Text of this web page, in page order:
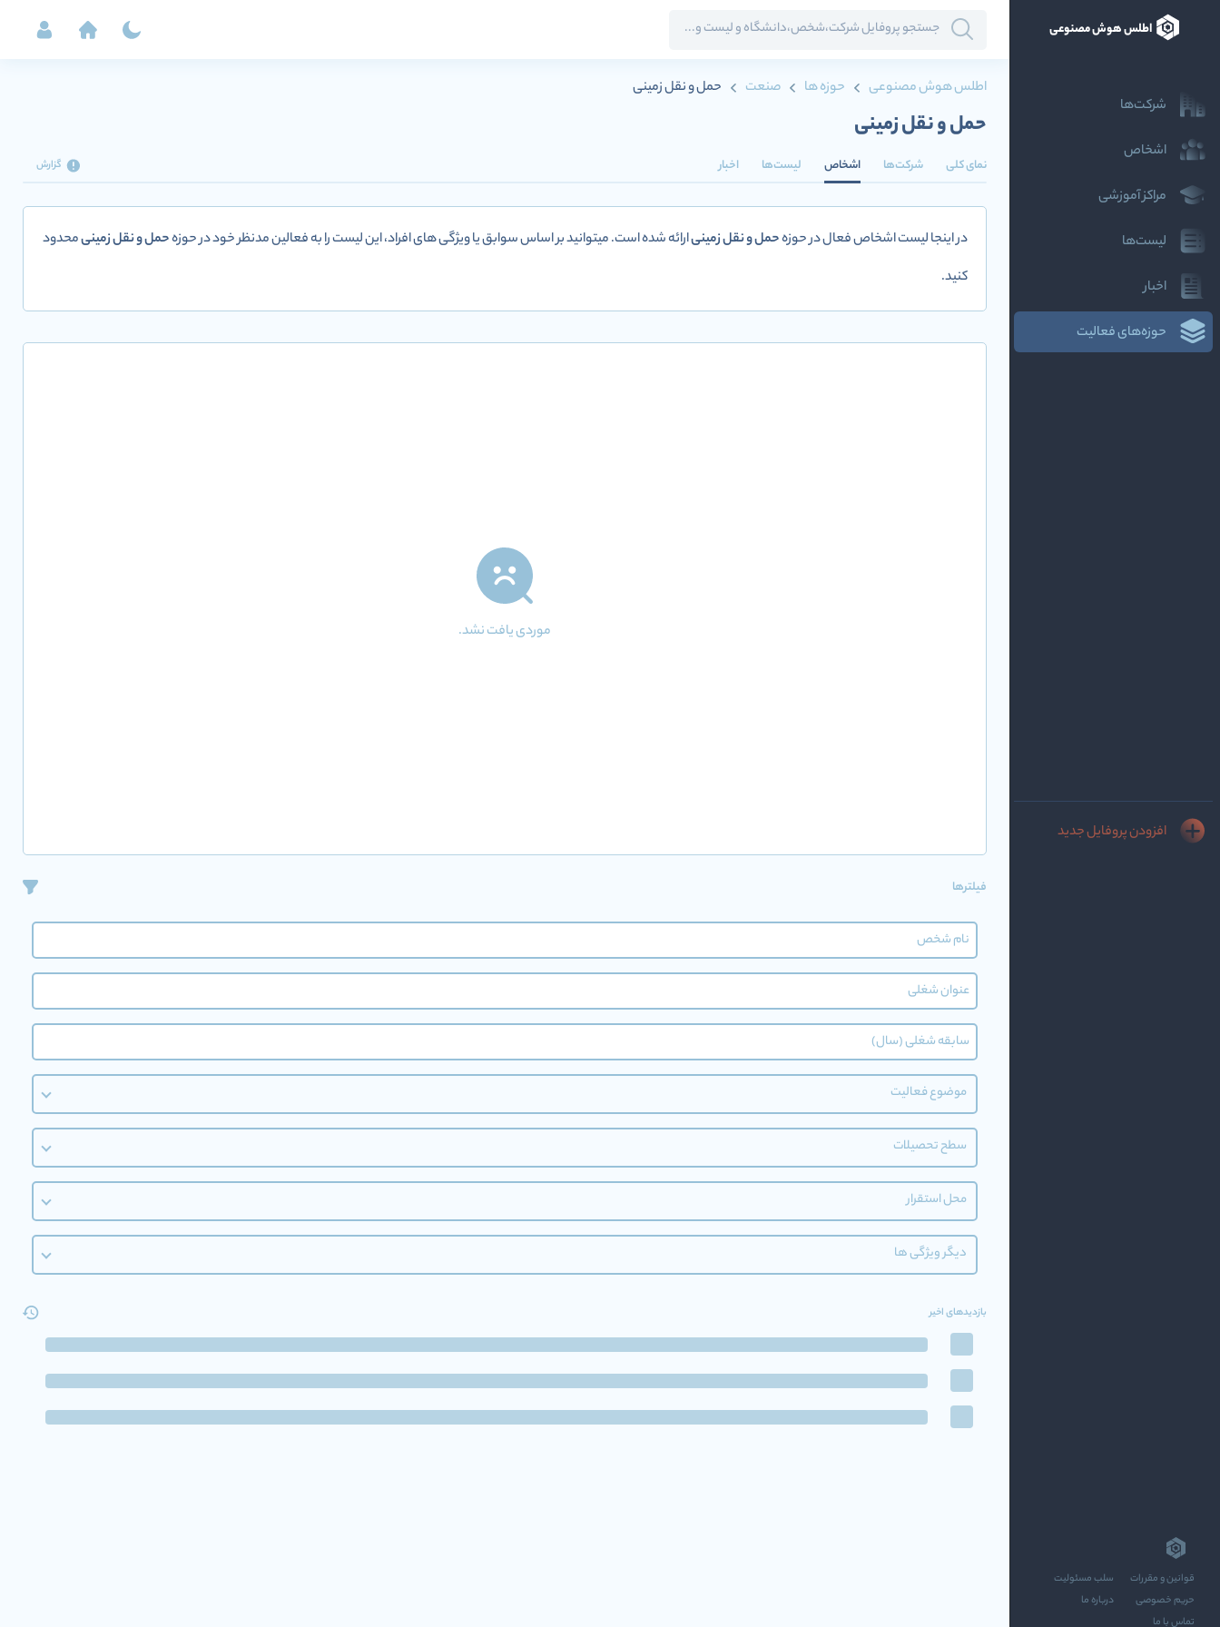
اطلس هوش مصنوعی
شرکت‌ها
اشخاص
مراکز آموزشی
لیست‌ها
اخبار
حوزه‌های فعالیت
افزودن پروفایل جدید
قوانین و مقررات
سلب مسئولیت
حریم خصوصی
درباره ما
تماس با ما
اطلس هوش مصنوعی حوزه ها صنعت حمل و نقل زمینی
حمل و نقل زمینی
نمای کلی شرکت‌ها اشخاص لیست‌ها اخبار گزارش
در اینجا لیست اشخاص فعال در حوزهحمل و نقل زمینیارائه شده است. میتوانید بر اساس سوابق یا ویژگی های افراد، این لیست را به فعالین مدنظر خود در حوزهحمل و نقل زمینیمحدود
کنید.
موردی یافت نشد.
فیلترها
موضوع فعالیت
سطح تحصیلات
محل استقرار
دیگر ویژگی ها
بازدیدهای اخیر